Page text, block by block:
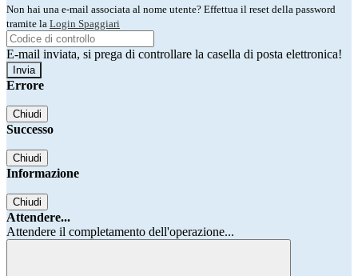
Non hai una e-mail associata al nome utente? Effettua il reset della password
tramite la Login Spaggiari
E-mail inviata, si prega di controllare la casella di posta elettronica!
Errore
Chiudi
Successo
Chiudi
Informazione
Chiudi
Attendere...
Attendere il completamento dell'operazione...